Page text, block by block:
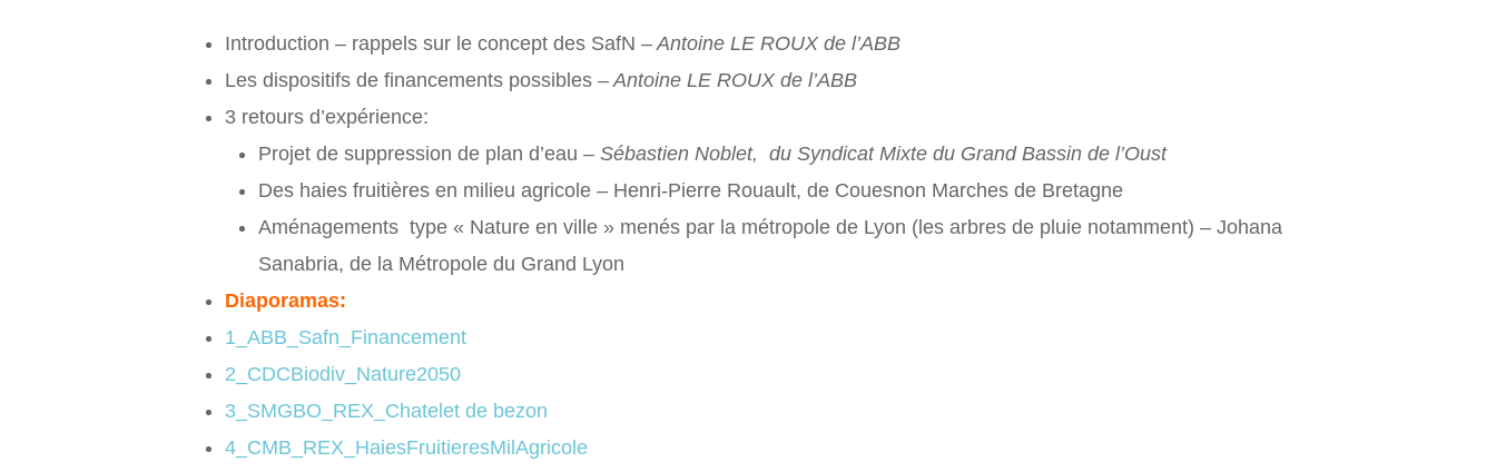
Introduction – rappels sur le concept des SafN – Antoine LE ROUX de l’ABB
Les dispositifs de financements possibles – Antoine LE ROUX de l’ABB
3 retours d’expérience:
Projet de suppression de plan d’eau – Sébastien Noblet, du Syndicat Mixte du Grand Bassin de l’Oust
Des haies fruitières en milieu agricole – Henri-Pierre Rouault, de Couesnon Marches de Bretagne
Aménagements type « Nature en ville » menés par la métropole de Lyon (les arbres de pluie notamment) – Johana
Sanabria, de la Métropole du Grand Lyon
Diaporamas:
1_ABB_Safn_Financement
2_CDCBiodiv_Nature2050
3_SMGBO_REX_Chatelet de bezon
4_CMB_REX_HaiesFruitieresMilAgricole